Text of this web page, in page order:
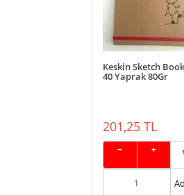
Keskin Sketch
40 Yaprak 80Gr
201,25 TL
− +